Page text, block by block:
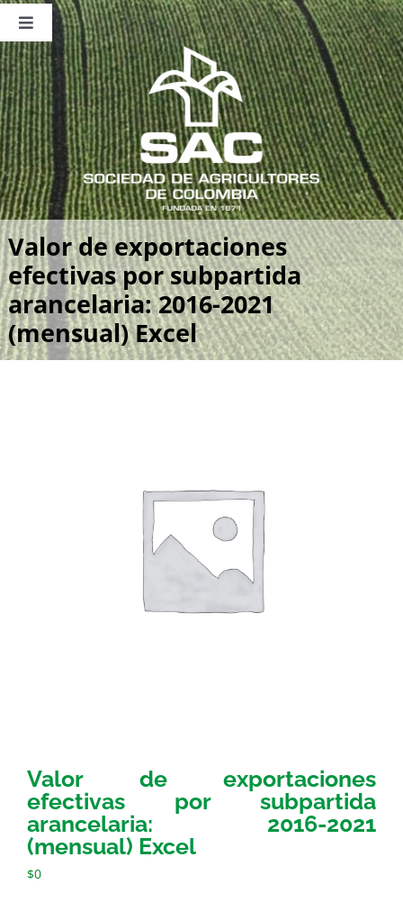
Saltar
contenido
Toggle
Navigation
Nosotros
Publicaciones
Sala de Prensa
Eventos
Valor de exportaciones
efectivas por subpartida
arancelaria: 2016-2021
(mensual) Excel
Valor de exportaciones
efectivas por subpartida
arancelaria: 2016-2021
(mensual) Excel
$0